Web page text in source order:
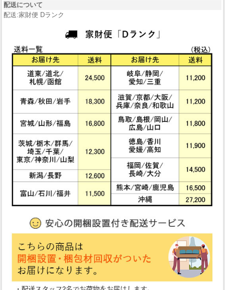
配送について
配送:家財便 Dランク